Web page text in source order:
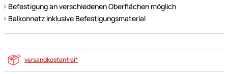
Befestigung an verschiedenen Oberflächen möglich
Balkonnetz inklusive Befestigungsmaterial
versandkostenfrei*